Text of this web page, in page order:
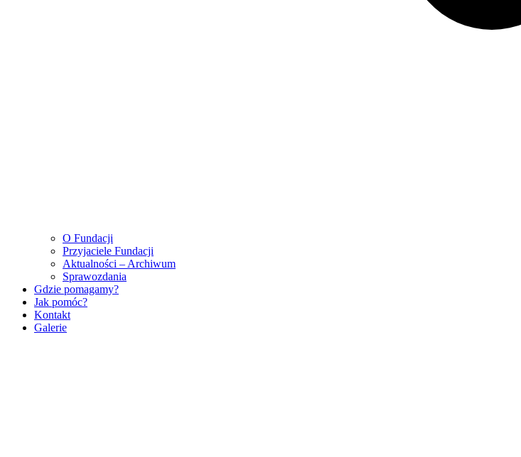
O Fundacji
Przyjaciele Fundacji
Aktualności – Archiwum
Sprawozdania
Gdzie pomagamy?
Jak pomóc?
Kontakt
Galerie